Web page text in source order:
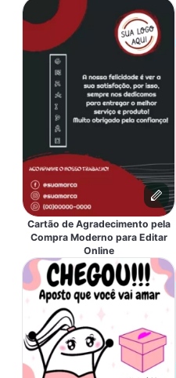
Cartão de Agradecimento pela
Compra Moderno para Editar
Online